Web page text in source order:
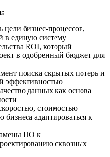
цели бизнес-процессов,
в единую систему
ROI, который
в одобренный бюджет для
поиска скрытых потерь и
эффективностью
данных как основа
стоимостью
бизнеса адаптироваться к
ПО к
сквозных